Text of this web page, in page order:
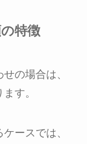
特徴
の場合は、
す。
ースでは、